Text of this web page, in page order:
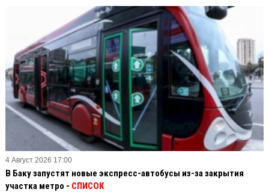
4 Август 2026 17:00
В Баку запустят новые экспресс-автобусы из-за закрытия
участка метро - СПИСОК